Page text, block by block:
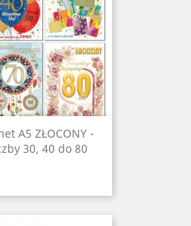
A5 ZŁOCONY -
30, 40 do 80